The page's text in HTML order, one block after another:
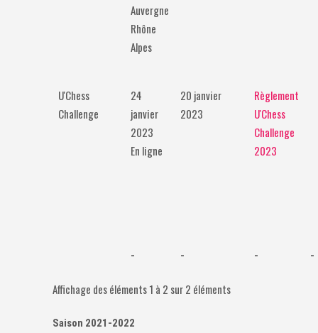
Auvergne
Rhône
Alpes
U'Chess
Challenge
24
janvier
2023
En ligne
20 janvier
2023
Règlement
U'Chess
Challenge
2023
- - - -
Affichage des éléments 1 à 2 sur 2 éléments
Saison 2021-2022